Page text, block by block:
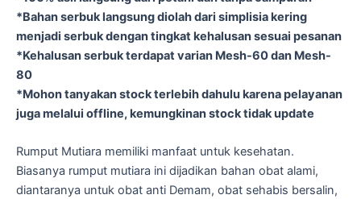
*Bahan serbuk langsung diolah dari simplisia kering
menjadi serbuk dengan tingkat kehalusan sesuai pesanan
*Kehalusan serbuk terdapat varian Mesh-60 dan Mesh-
80
*Mohon tanyakan stock terlebih dahulu karena pelayanan
juga melalui offline, kemungkinan stock tidak update
Rumput Mutiara memiliki manfaat untuk kesehatan.
Biasanya rumput mutiara ini dijadikan bahan obat alami,
diantaranya untuk obat anti Demam, obat sehabis bersalin,